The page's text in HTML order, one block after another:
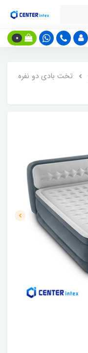
0
تخت بادی دو نفره